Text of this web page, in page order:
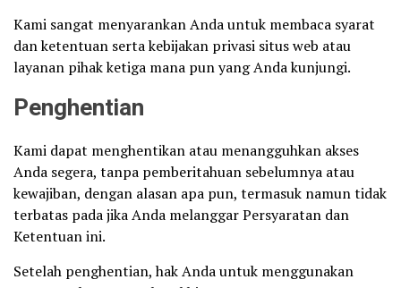
Kami sangat menyarankan Anda untuk membaca syarat
dan ketentuan serta kebijakan privasi situs web atau
layanan pihak ketiga mana pun yang Anda kunjungi.
Penghentian
Kami dapat menghentikan atau menangguhkan akses
Anda segera, tanpa pemberitahuan sebelumnya atau
kewajiban, dengan alasan apa pun, termasuk namun tidak
terbatas pada jika Anda melanggar Persyaratan dan
Ketentuan ini.
Setelah penghentian, hak Anda untuk menggunakan